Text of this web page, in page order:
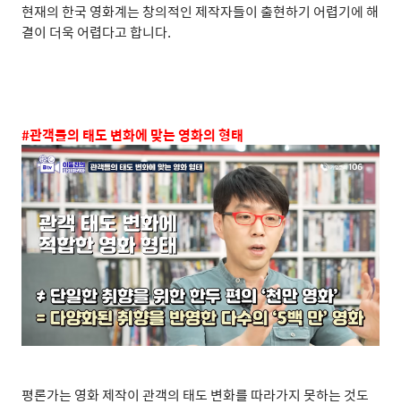
현재의 한국 영화계는 창의적인 제작자들이 출현하기 어렵기에 해
결이 더욱 어렵다고 합니다.
#관객들의 태도 변화에 맞는 영화의 형태
평론가는 영화 제작이 관객의 태도 변화를 따라가지 못하는 것도